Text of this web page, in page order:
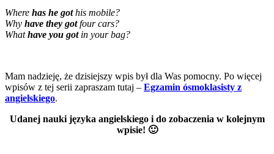
Where has he gothis mobile?
Why have they gotfour cars?
Whathave you gotin your bag?
Mam nadzieję, że dzisiejszy wpis był dla Was pomocny. Po więcej
wpisów z tej serii zapraszam tutaj – Egzamin ósmoklasisty z
angielskiego.
Udanej nauki języka angielskiego i do zobaczenia w kolejnym
wpisie! 🙂